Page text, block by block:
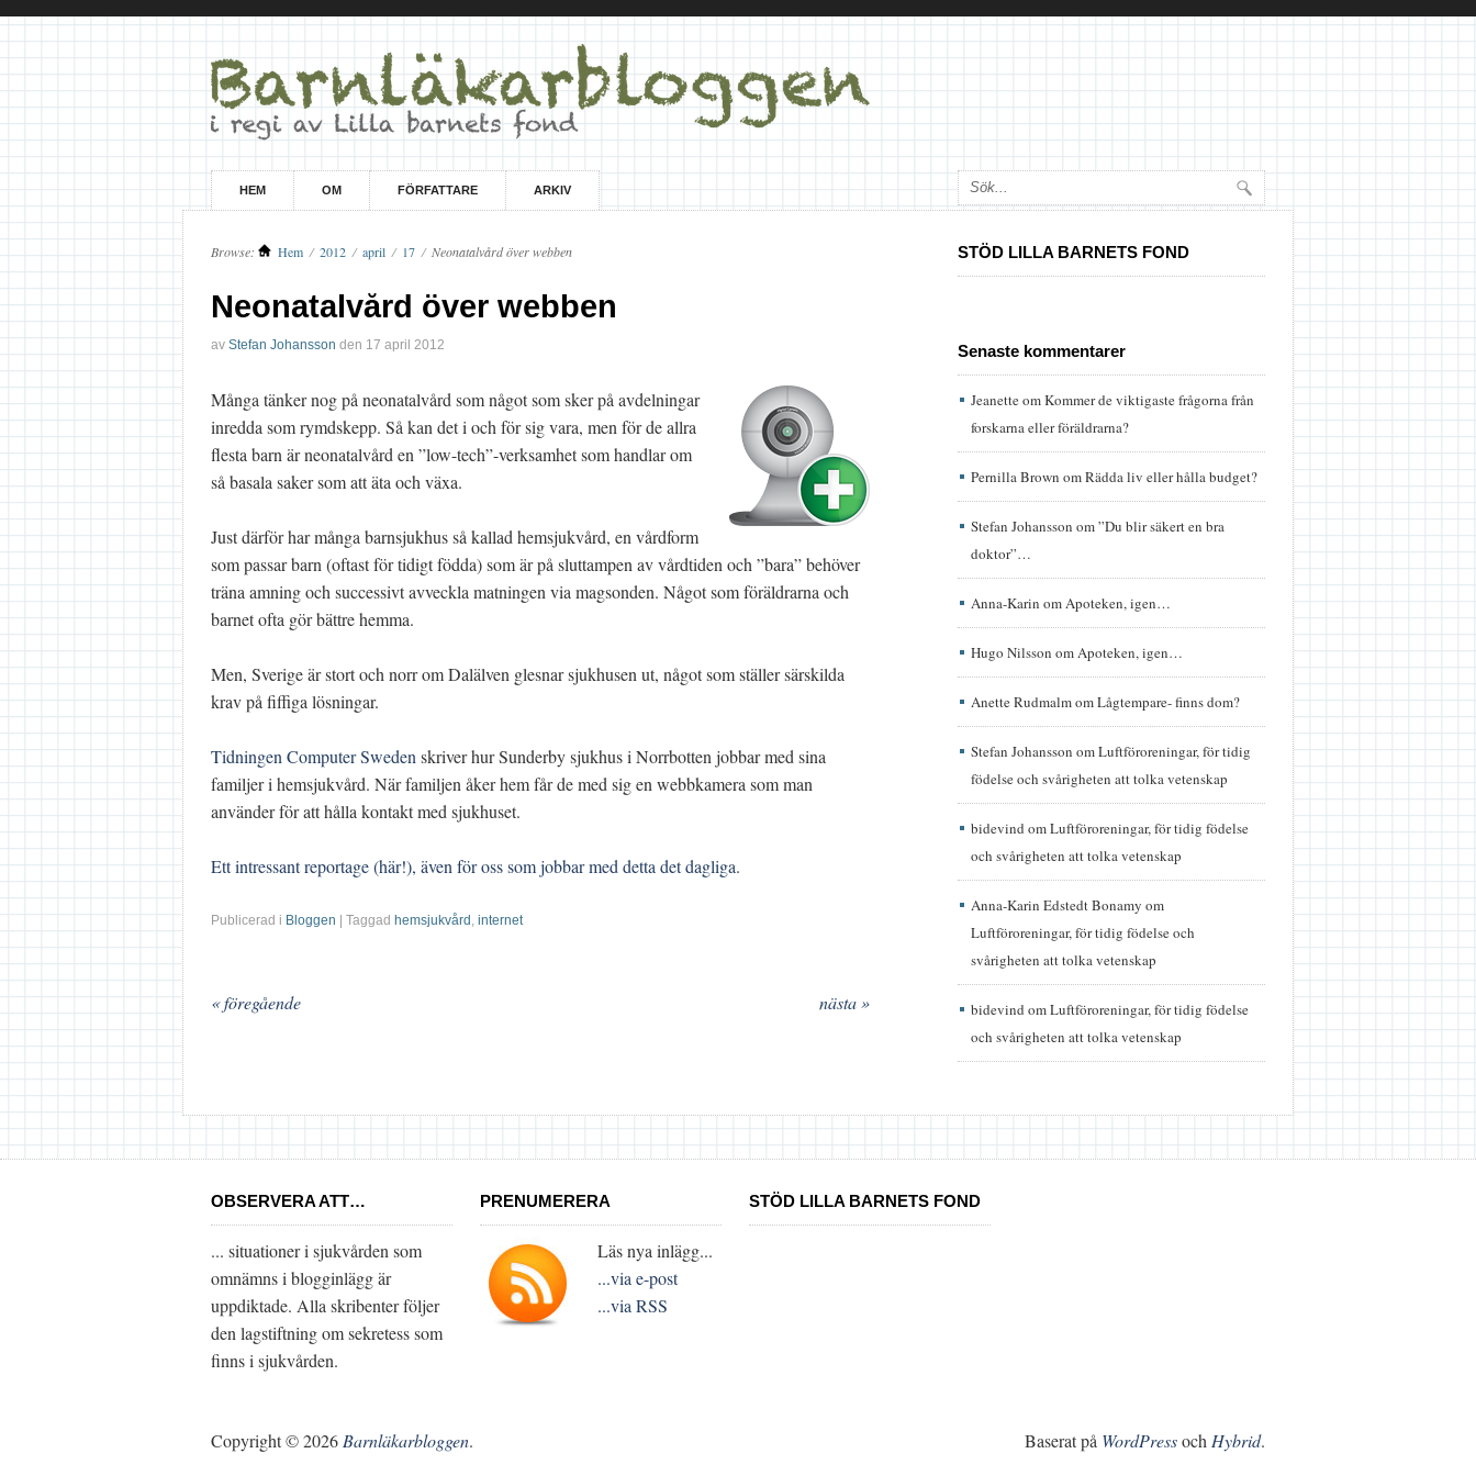
HEM OM FÖRFATTARE ARKIV
Browse: Hem / 2012 / april / 17 / Neonatalvård över webben
Neonatalvård över webben
av Stefan Johansson den 17 april 2012
Många tänker nog på neonatalvård som något som sker på avdelningar
inredda som rymdskepp. Så kan det i och för sig vara, men för de allra
flesta barn är neonatalvård en ”low-tech”-verksamhet som handlar om
så basala saker som att äta och växa.
Just därför har många barnsjukhus så kallad hemsjukvård, en vårdform
som passar barn (oftast för tidigt födda) som är på sluttampen av vårdtiden och ”bara” behöver
träna amning och successivt avveckla matningen via magsonden. Något som föräldrarna och
barnet ofta gör bättre hemma.
Men, Sverige är stort och norr om Dalälven glesnar sjukhusen ut, något som ställer särskilda
krav på fiffiga lösningar.
Tidningen Computer Sweden skriver hur Sunderby sjukhus i Norrbotten jobbar med sina
familjer i hemsjukvård. När familjen åker hem får de med sig en webbkamera som man
använder för att hålla kontakt med sjukhuset.
Ett intressant reportage (här!), även för oss som jobbar med detta det dagliga.
Publicerad i Bloggen | Taggad hemsjukvård , internet
« föregående nästa »
STÖD LILLA BARNETS FOND
Senaste kommentarer
JeanetteomKommer de viktigaste frågorna från
forskarna eller föräldrarna?
Pernilla Brown omRädda liv eller hålla budget?
Stefan Johansson om”Du blir säkert en bra
doktor”…
Anna-Karin omApoteken, igen…
Hugo Nilsson omApoteken, igen…
Anette RudmalmomLågtempare- finns dom?
Stefan Johansson omLuftföroreningar, för tidig
födelse och svårigheten att tolka vetenskap
bidevind omLuftföroreningar, för tidig födelse
och svårigheten att tolka vetenskap
Anna-Karin Edstedt Bonamy om
Luftföroreningar, för tidig födelse och
svårigheten att tolka vetenskap
bidevind omLuftföroreningar, för tidig födelse
och svårigheten att tolka vetenskap
OBSERVERA ATT…
... situationer i sjukvården som
omnämns i blogginlägg är
uppdiktade. Alla skribenter följer
den lagstiftning om sekretess som
finns i sjukvården.
PRENUMERERA
Läs nya inlägg...
...via e-post
...via RSS
STÖD LILLA BARNETS FOND
Copyright © 2026 Barnläkarbloggen. Baserat på WordPressoch Hybrid.